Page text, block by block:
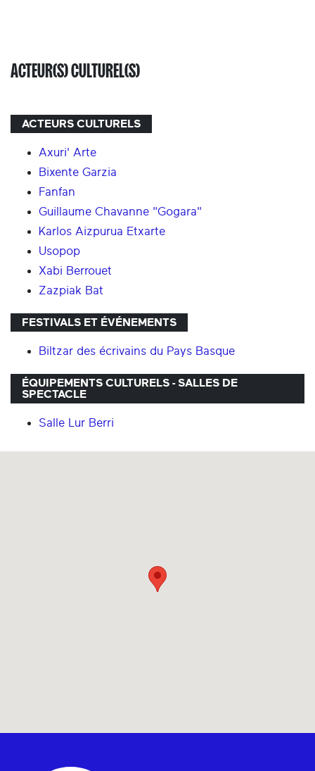
ACTEUR(S) CULTUREL(S)
ACTEURS CULTURELS
Axuri' Arte
Bixente Garzia
Fanfan
Guillaume Chavanne "Gogara"
Karlos Aizpurua Etxarte
Usopop
Xabi Berrouet
Zazpiak Bat
FESTIVALS ET ÉVÉNEMENTS
Biltzar des écrivains du Pays Basque
ÉQUIPEMENTS CULTURELS - SALLES DE
SPECTACLE
Salle Lur Berri